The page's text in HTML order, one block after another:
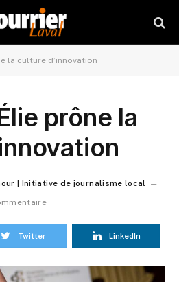
la culture d’innovation
prône la
| Initiative de journalisme local
Twitter LinkedIn